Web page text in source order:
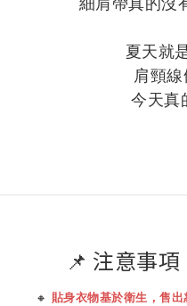
夏天就
肩頸
今天真
📌 注意事項
🔸 貼身衣物基於衛生，售